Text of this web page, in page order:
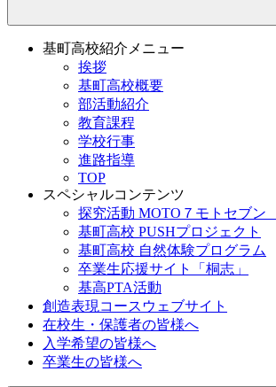
基町高校紹介メニュー
挨拶
基町高校概要
部活動紹介
教育課程
学校行事
進路指導
TOP
スペシャルコンテンツ
探究活動 MOTO７モトセブン
基町高校 PUSHプロジェクト
基町高校 自然体験プログラム
卒業生応援サイト「桐志」
基高PTA活動
創造表現コースウェブサイト
在校生・保護者の皆様へ
入学希望の皆様へ
卒業生の皆様へ